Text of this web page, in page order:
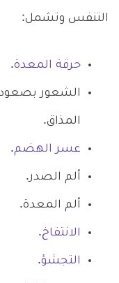
التنفس وتشمل:
حرقة المعدة.
الشعور بصعود
المذاق.
عسر الهضم.
ألم الصدر.
ألم المعدة.
الانتفاخ.
التجشؤ.